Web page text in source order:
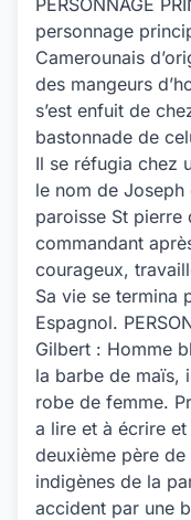
PERSONNAGE
personnage
Camerounais
des mangeurs
s’est enfuit de
bastonnade de
Il se réfugia chez
le nom de Joseph
paroisse St
commandant
courageux,
Sa vie se termina
Espagnol.
Gilbert : Homme
la barbe de maïs,
robe de femme.
a lire et à écrire
deuxième père
indigènes de la
accident par une